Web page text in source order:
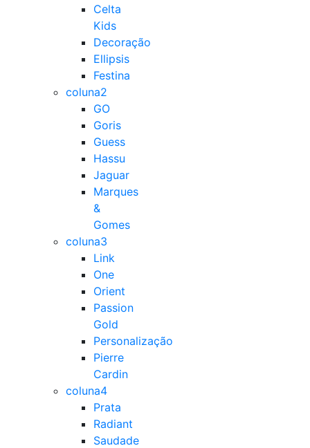
Celta
Kids
Decoração
Ellipsis
Festina
coluna2
GO
Goris
Guess
Hassu
Jaguar
Marques
&
Gomes
coluna3
Link
One
Orient
Passion
Gold
Personalização
Pierre
Cardin
coluna4
Prata
Radiant
Saudade